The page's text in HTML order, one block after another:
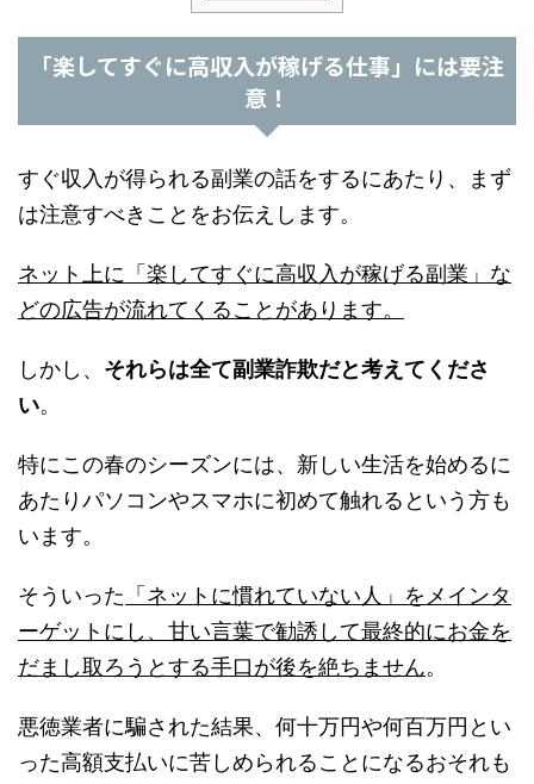
「楽してすぐに高収入が稼げる仕事」には要注
意！
すぐ収入が得られる副業の話をするにあたり、まず
は注意すべきことをお伝えします。
ネット上に「楽してすぐに高収入が稼げる副業」な
どの広告が流れてくることがあります。
しかし、 それらは全て副業詐欺だと考えてくださ
い。
特にこの春のシーズンには、新しい生活を始めるに
あたりパソコンやスマホに初めて触れるという方も
います。
そういった 「ネットに慣れていない人」をメインタ
ーゲットにし、甘い言葉で勧誘して最終的にお金を
だまし取ろうとする手口が後を絶ちません。
悪徳業者に騙された結果、何十万円や何百万円とい
った高額支払いに苦しめられることになるおそれも